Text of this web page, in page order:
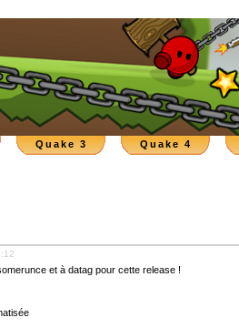
Quake 4
Quake 3
et à datag pour cette release !